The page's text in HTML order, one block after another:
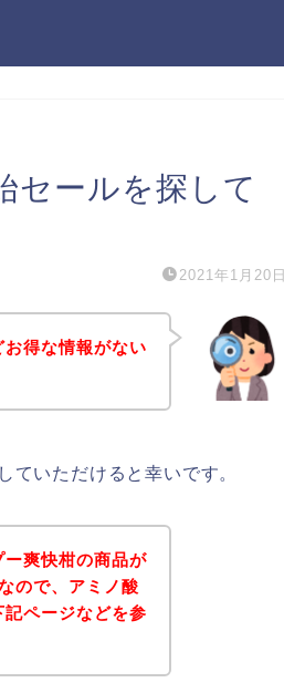
セールを探して
2021年1月20日
得な情報がない
ていただけると幸いです。
爽快柑の商品が
ので、アミノ酸
ページなどを参